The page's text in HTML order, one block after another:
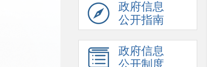
政府信息
公开指南
政府信息
公开制度